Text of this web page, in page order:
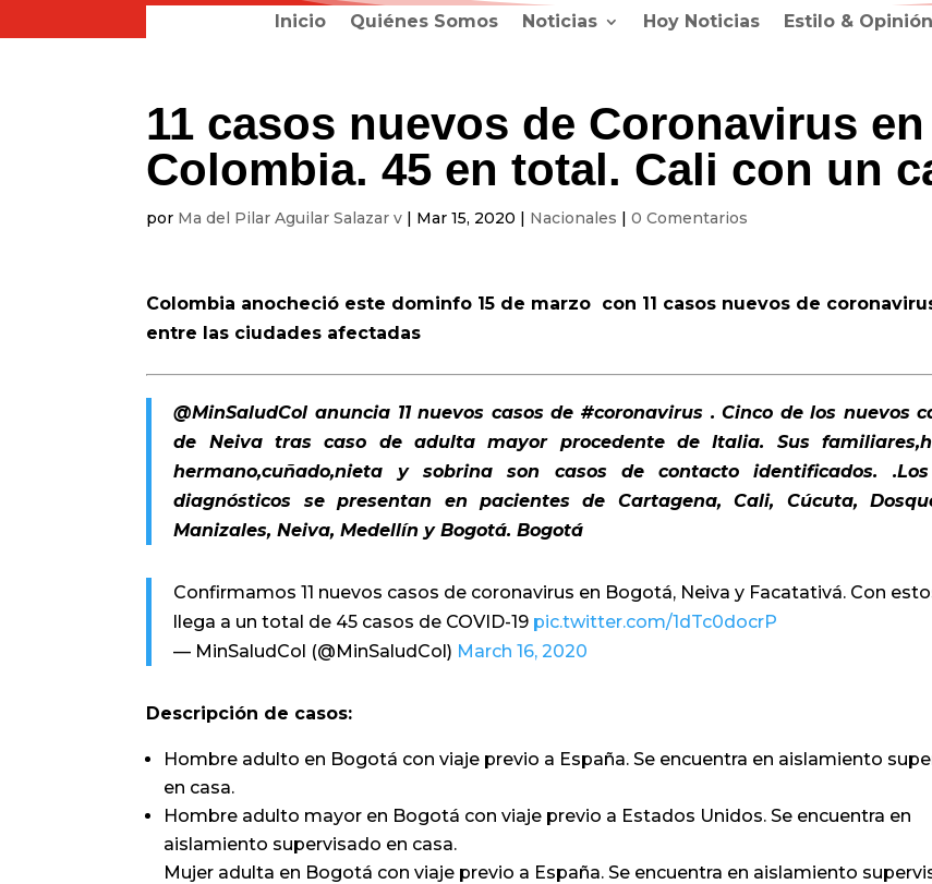
Inicio Quiénes Somos Noticias Hoy Noticias Estilo & Opinión
11 casos nuevos de Coronavirus en
Colombia. 45 en total. Cali con un
por Ma del Pilar Aguilar Salazar v | Mar 15, 2020 | Nacionales |0 Comentarios
Colombia anocheció este dominfo 15 de marzo con 11 casos nuevos de
entre las ciudades afectadas
@MinSaludCol anuncia 11 nuevos casos de #coronavirus . Cinco de los nuevos
de Neiva tras caso de adulta mayor procedente de Italia. Sus
hermano,cuñado,nieta y sobrina son casos de contacto identificados. .
diagnósticos se presentan en pacientes de Cartagena, Cali, Cúcuta,
Manizales, Neiva, Medellín y Bogotá. Bogotá
Confirmamos 11 nuevos casos de coronavirus en Bogotá, Neiva y Facatativá. Con
llega a un total de 45 casos de COVID-19 pic.twitter.com/1dTc0docrP
— MinSaludCol (@MinSaludCol) March 16, 2020
Descripción de casos:
Hombre adulto en Bogotá con viaje previo a España. Se encuentra en aislamiento
en casa.
Hombre adulto mayor en Bogotá con viaje previo a Estados Unidos. Se encuentra en
aislamiento supervisado en casa.
Mujer adulta en Bogotá con viaje previo a España. Se encuentra en aislamiento